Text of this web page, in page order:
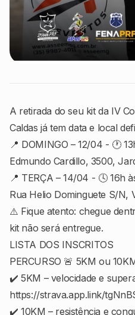
A retirada do seu kit da IV
Caldas já tem data e local
📍 DOMINGO – 12/04 - 🕐
Edmundo Cardillo, 3500,
📍 TERÇA – 14/04 - 🕓 16h
Rua Helio Dominguete S/N,
⚠️ Fique atento: chegue
kit não será entregue.
LISTA DOS INSCRITOS
PERCURSO 🚨 5KM ou
✔️ 5KM – velocidade e
https://strava.app.link/
✔️ 10KM – resistência e